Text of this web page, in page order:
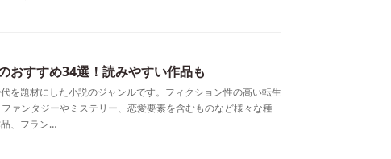
おすすめ34選！読みやすい作品も
を題材にした小説のジャンルです。フィクション性の高い転生
ァンタジーやミステリー、恋愛要素を含むものなど様々な種
、フラン…